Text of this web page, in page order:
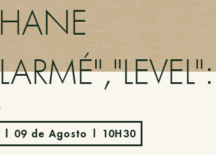
| 09 de Agosto | 10H30